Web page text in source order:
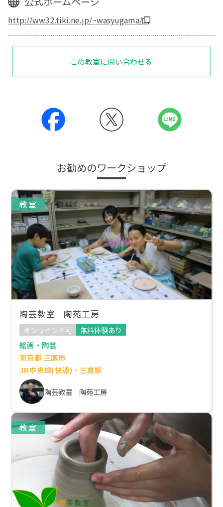
http://ww32.tiki.ne.jp/~wasyugama/
この教室に問い合わせる
お勧めのワークショップ
教室
陶芸教室 陶苑工房
オンライン不可
無料体験あり
絵画・陶芸
東京都 三鷹市
JR中央線(快速)・三鷹駅
陶芸教室 陶苑工房
教室